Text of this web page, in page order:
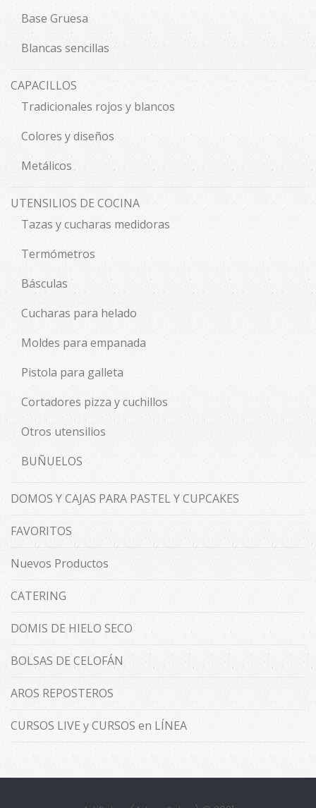
Base Gruesa
Blancas sencillas
CAPACILLOS
Tradicionales rojos y blancos
Colores y diseños
Metálicos
UTENSILIOS DE COCINA
Tazas y cucharas medidoras
Termómetros
Básculas
Cucharas para helado
Moldes para empanada
Pistola para galleta
Cortadores pizza y cuchillos
Otros utensilios
BUÑUELOS
DOMOS Y CAJAS PARA PASTEL Y CUPCAKES
FAVORITOS
Nuevos Productos
CATERING
DOMIS DE HIELO SECO
BOLSAS DE CELOFÁN
AROS REPOSTEROS
CURSOS LIVE y CURSOS en LÍNEA